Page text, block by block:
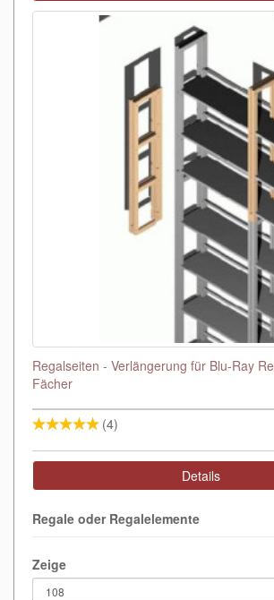
Regalseiten - Verlängerung für Blu-Ray
Fächer
(4)
Details
Regale oder Regalelemente
Zeige